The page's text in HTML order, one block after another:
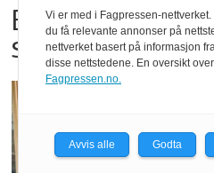
Bestillings-rush
storkampen
Vi er med i Fagpressen-nettverket.
du få relevante annonser på
nettverket basert på informasjon
disse nettstedene. En oversikt
Fagpressen.no.
Avvis alle Godta